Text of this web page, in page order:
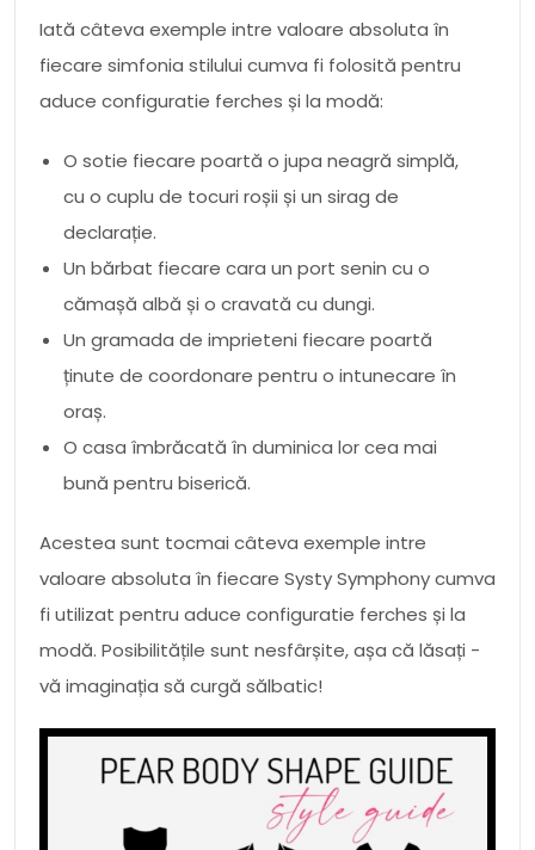
Iată câteva exemple intre valoare absoluta în
fiecare simfonia stilului cumva fi folosită pentru
aduce configuratie ferches și la modă:
O sotie fiecare poartă o jupa neagră simplă,
cu o cuplu de tocuri roșii și un sirag de
declarație.
Un bărbat fiecare cara un port senin cu o
cămașă albă și o cravată cu dungi.
Un gramada de imprieteni fiecare poartă
ținute de coordonare pentru o intunecare în
oraș.
O casa îmbrăcată în duminica lor cea mai
bună pentru biserică.
Acestea sunt tocmai câteva exemple intre
valoare absoluta în fiecare Systy Symphony cumva
fi utilizat pentru aduce configuratie ferches și la
modă. Posibilitățile sunt nesfârșite, așa că lăsați -
vă imaginația să curgă sălbatic!